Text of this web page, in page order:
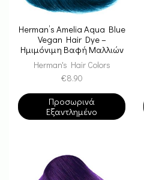
Herman’s Amelia Aqua Blue
Vegan Hair Dye –
Ημιμόνιμη Βαφή Μαλλιών
Herman's Hair Colors
€8.90
Προσωρινά
Εξαντλημένο